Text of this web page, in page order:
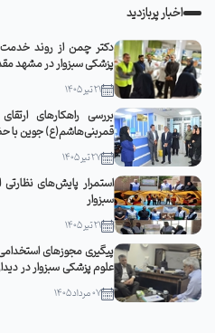
اخبار پربازدید
دکتر چمن از روند
پزشکی سبزوار در مشهد
21 تیر 1405
بررسی راهکارهای
قمربنی‌هاشم(ع) جوین با
27 تیر 1405
استمرار پایش‌های
سبزوار
21 تیر 1405
علوم پزشکی سبزوار در
مدیرکل منابع انسانی
07 مرداد 1405